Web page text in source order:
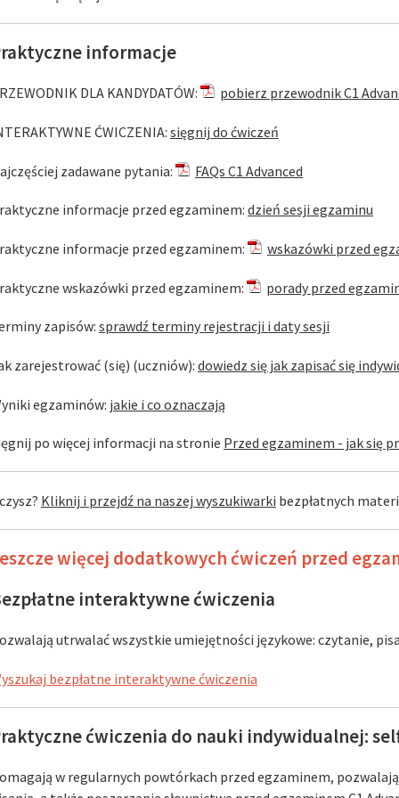
informacje
DLA KANDYDATÓW: pobierz przewodnik C1
ĆWICZENIA: sięgnij do ćwiczeń
zadawane pytania: FAQs C1 Advanced
informacje przed egzaminem:dzień sesji egzaminu
informacje przed egzaminem: wskazówki przed
wskazówki przed egzaminem: porady przed
zapisów:sprawdź terminy rejestracji i daty sesji
zarejestrować (się) (uczniów): dowiedz się jak zapisać się
egzaminów: jakie i co oznaczają
po więcej informacji na stronie Przed egzaminem - jak się
Kliknij i przejdź na naszej wyszukiwarki bezpłatnych
więcej dodatkowych ćwiczeń przed
interaktywne ćwiczenia
utrwalać wszystkie umiejętności językowe: czytanie,
bezpłatne interaktywne ćwiczenia
ćwiczenia do nauki indywidualnej:
w regularnych powtórkach przed egzaminem,